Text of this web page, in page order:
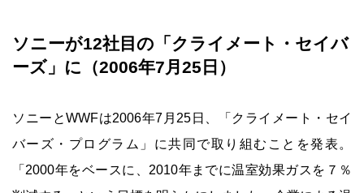
ソニーが12社目の「クライメート・セイバ
ーズ」に（2006年7月25日）
ソニーとWWFは2006年7月25日、「クライメート・セイ
バーズ・プログラム」に共同で取り組むことを発表。
「2000年をベースに、2010年までに温室効果ガスを７％